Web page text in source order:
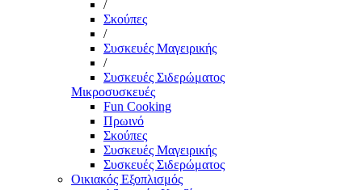
/
Σκούπες
/
Συσκευές Μαγειρικής
/
Συσκευές Σιδερώματος
Μικροσυσκευές
Fun Cooking
Πρωινό
Σκούπες
Συσκευές Μαγειρικής
Συσκευές Σιδερώματος
Οικιακός Εξοπλισμός